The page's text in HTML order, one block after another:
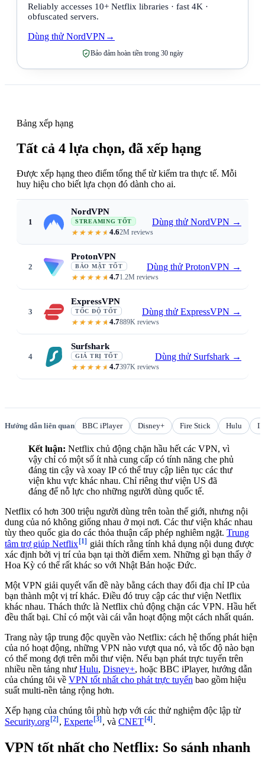
Reliably accesses 10+ Netflix libraries · fast 4K ·
obfuscated servers.
Dùng thử NordVPN →
Bảo đảm hoàn tiền trong 30 ngày
Bảng xếp hạng
Tất cả 4 lựa chọn, đã xếp hạng
Được xếp hạng theo điểm tổng thể từ kiểm tra thực tế. Mỗi
huy hiệu cho biết lựa chọn đó dành cho ai.
1
NordVPN
STREAMING TỐT
4.62M reviews
Dùng thử NordVPN →
2
ProtonVPN
BẢO MẬT TỐT
4.71.2M reviews
Dùng thử ProtonVPN →
3
ExpressVPN
TỐC ĐỘ TỐT
4.7889K reviews
Dùng thử ExpressVPN →
4
Surfshark
GIÁ TRỊ TỐT
4.7397K reviews
Dùng thử Surfshark →
Hướng dẫn liên quan BBC iPlayer Disney+ Fire Stick Hulu
Kết luận: Netflix chủ động chặn hầu hết các VPN, vì
vậy chỉ có một số ít nhà cung cấp có tính năng che phủ
đáng tin cậy và xoay IP có thể truy cập liên tục các thư
viện khu vực khác nhau. Chỉ riêng thư viện US đã
đáng để nỗ lực cho những người dùng quốc tế.
Netflix có hơn 300 triệu người dùng trên toàn thế giới, nhưng nội
dung của nó không giống nhau ở mọi nơi. Các thư viện khác nhau
tùy theo quốc gia do các thỏa thuận cấp phép nghiêm ngặt. Trung
tâm trợ giúp Netflix [1]
giải thích rằng tính khả dụng nội dung được
xác định bởi vị trí của bạn tại thời điểm xem. Những gì bạn thấy ở
Hoa Kỳ có thể rất khác so với Nhật Bản hoặc Đức.
Một VPN giải quyết vấn đề này bằng cách thay đổi địa chỉ IP của
bạn thành một vị trí khác. Điều đó truy cập các thư viện Netflix
khác nhau. Thách thức là Netflix chủ động chặn các VPN. Hầu hết
đều thất bại. Chỉ có một vài cái vẫn hoạt động một cách nhất quán.
Trang này tập trung độc quyền vào Netflix: cách hệ thống phát hiện
của nó hoạt động, những VPN nào vượt qua nó, và tốc độ nào bạn
có thể mong đợi trên mỗi thư viện. Nếu bạn phát trực tuyến trên
nhiều nền tảng như Hulu, Disney+, hoặc BBC iPlayer, hướng dẫn
của chúng tôi về VPN tốt nhất cho phát trực tuyến bao gồm hiệu
suất multi-nền tảng rộng hơn.
Xếp hạng của chúng tôi phù hợp với các thử nghiệm độc lập từ
Security.org [2] , Experte [3] , và CNET [4] .
VPN tốt nhất cho Netflix: So sánh nhanh